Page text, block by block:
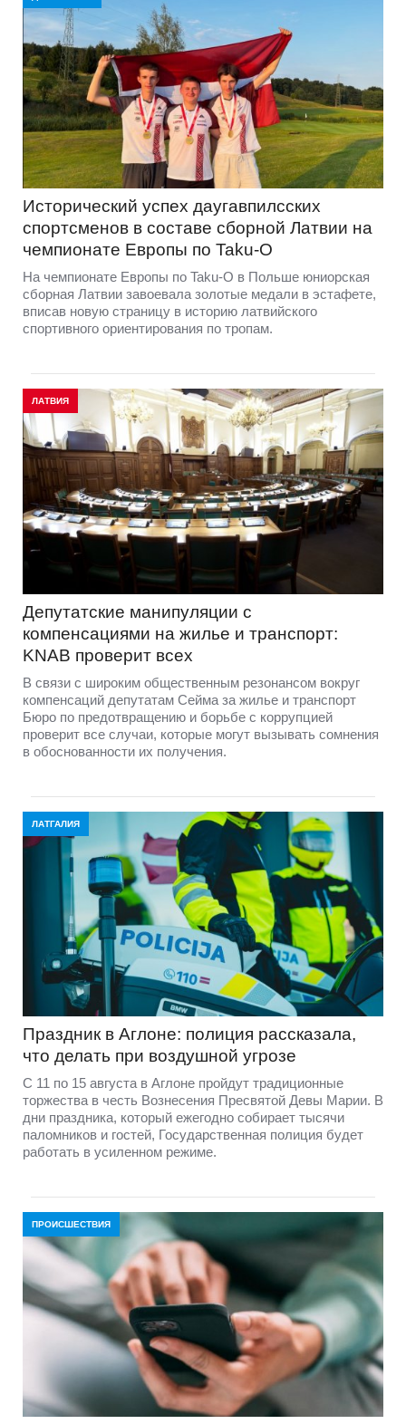
Исторический успех даугавпилсских
спортсменов в составе сборной Латвии на
чемпионате Европы по Taku-O
На чемпионате Европы по Taku-O в Польше юниорская
сборная Латвии завоевала золотые медали в эстафете,
вписав новую страницу в историю латвийского
спортивного ориентирования по тропам.
ЛАТВИЯ
Депутатские манипуляции с
компенсациями на жилье и транспорт:
KNAB проверит всех
В связи с широким общественным резонансом вокруг
компенсаций депутатам Сейма за жилье и транспорт
Бюро по предотвращению и борьбе с коррупцией
проверит все случаи, которые могут вызывать сомнения
в обоснованности их получения.
ЛАТГАЛИЯ
Праздник в Аглоне: полиция рассказала,
что делать при воздушной угрозе
С 11 по 15 августа в Аглоне пройдут традиционные
торжества в честь Вознесения Пресвятой Девы Марии. В
дни праздника, который ежегодно собирает тысячи
паломников и гостей, Государственная полиция будет
работать в усиленном режиме.
ПРОИСШЕСТВИЯ